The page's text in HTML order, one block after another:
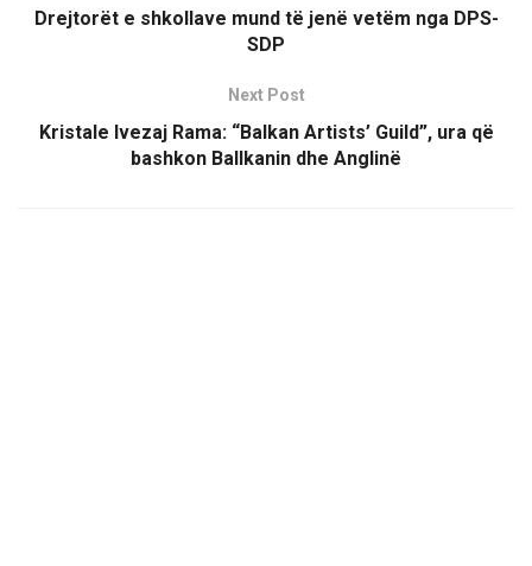
Drejtorët e shkollave mund të jenë vetëm nga DPS-
SDP
Next Post
Kristale Ivezaj Rama: “Balkan Artists’ Guild”, ura që
bashkon Ballkanin dhe Anglinë